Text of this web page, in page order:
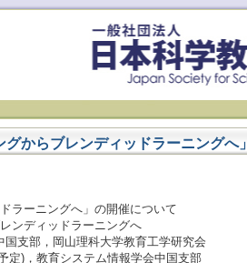
からブレンディッドラーニングへ」
ラーニングへ」の開催について
ディッドラーニングへ
部，岡山理科大学教育工学研究会
，教育システム情報学会中国支部